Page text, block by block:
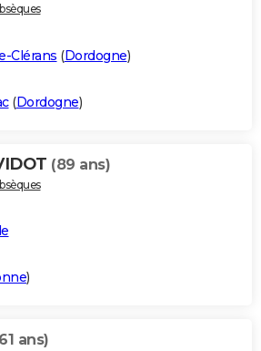
Clérans (Dordogne)
(Dordogne)
(89 ans)
)
ans)